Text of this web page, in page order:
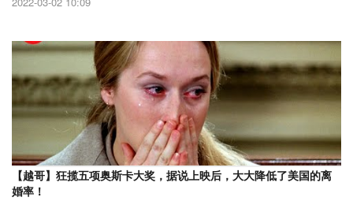
【越哥】狂揽五项奥斯卡大奖，据说上映后，大大降低了美国的离
婚率！